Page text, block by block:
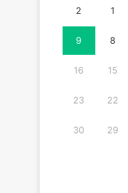
1
2
8
9
15
16
22
23
29
30